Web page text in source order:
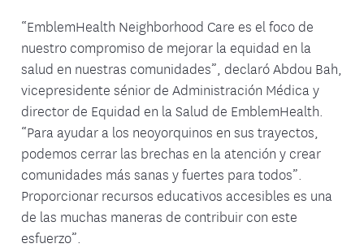
“EmblemHealth Neighborhood Care es el foco de
nuestro compromiso de mejorar la equidad en la
salud en nuestras comunidades”, declaró Abdou Bah,
vicepresidente sénior de Administración Médica y
director de Equidad en la Salud de EmblemHealth.
“Para ayudar a los neoyorquinos en sus trayectos,
podemos cerrar las brechas en la atención y crear
comunidades más sanas y fuertes para todos”.
Proporcionar recursos educativos accesibles es una
de las muchas maneras de contribuir con este
esfuerzo”.